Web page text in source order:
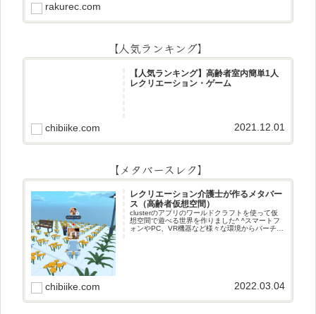
rakurec.com
【人気ランキング】
【人気ランキング】高齢者室内簡単1人
レクリエーション・ゲーム
chibiike.com 2021.12.01
【メタバースレク】
レクリエーション介護士が作るメタバー
ス（高齢者仮想空間）
clusterのアプリのワールドクラフトを使って仮
想空間で遊べる世界を作りました^ ^スマートフ
ォンやPC、VR機器など様々な環境からバーチャ
chibiike.com 2022.03.04